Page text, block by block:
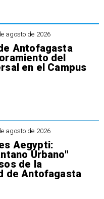
agosto de 2026
Antofagasta
del
en el Campus
agosto de 2026
Aegypti:
Urbano"
de la
de Antofagasta